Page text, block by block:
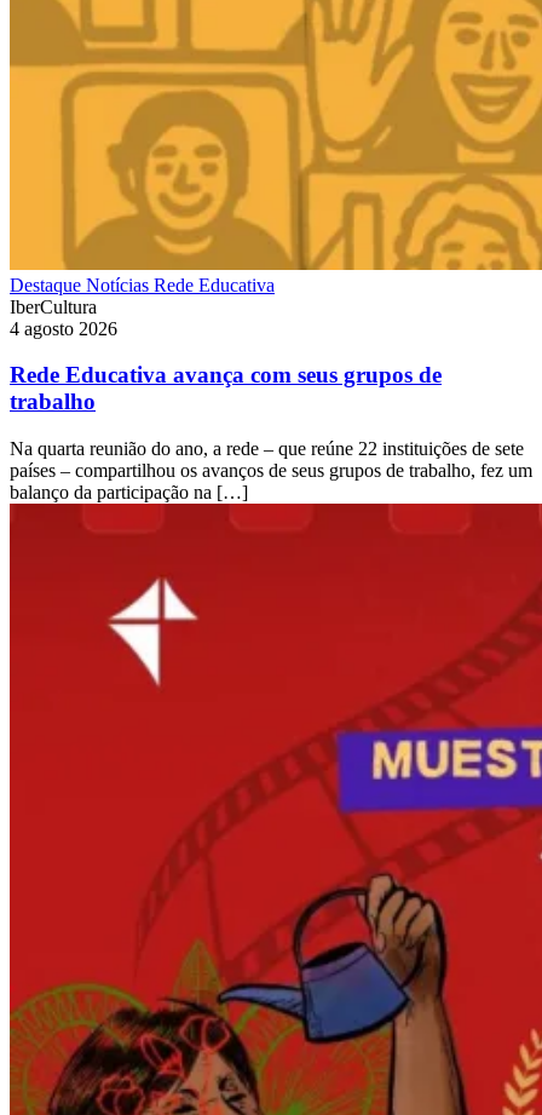
Destaque Notícias Rede Educativa
IberCultura
4 agosto 2026
Rede Educativa avança com seus grupos de
trabalho
Na quarta reunião do ano, a rede – que reúne 22 instituições de sete
países – compartilhou os avanços de seus grupos de trabalho, fez um
balanço da participação na […]